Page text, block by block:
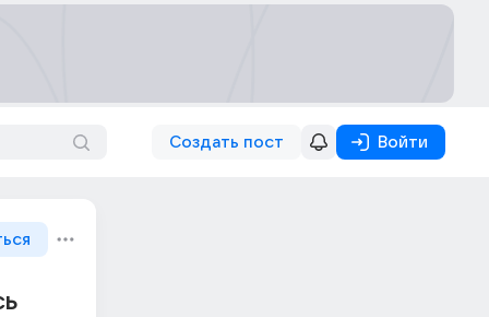
Создать пост Войти